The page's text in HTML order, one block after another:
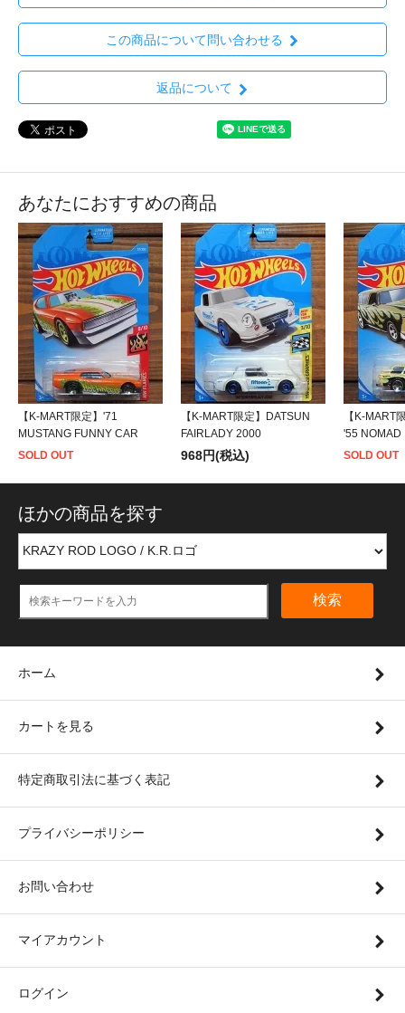
この商品について問い合わせる
返品について
あなたにおすすめの商品
【K-MART限定】'71
MUSTANG FUNNY CAR
SOLD OUT
【K-MART限定】DATSUN
FAIRLADY 2000
968円(税込)
【K-MART
'55 NOMAD
SOLD OUT
ほかの商品を探す
検索
ホーム
カートを見る
特定商取引法に基づく表記
プライバシーポリシー
お問い合わせ
マイアカウント
ログイン